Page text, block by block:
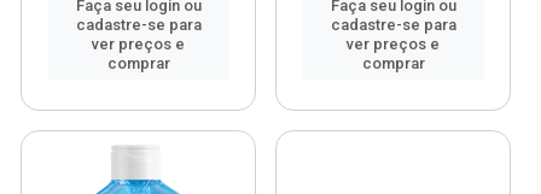
Faça seu login ou
cadastre-se para
ver preços e
comprar
Faça seu login ou
cadastre-se para
ver preços e
comprar